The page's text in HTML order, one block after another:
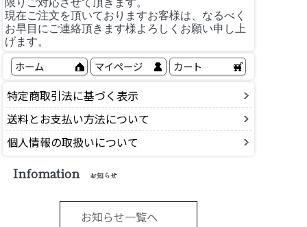
限りご対応させて頂きます。
現在ご注文を頂いておりますお客様は、なるべく
お早目にご連絡頂きます様よろしくお願い申し上
げます。
ホーム マイページ カート
特定商取引法に基づく表示
送料とお支払い方法について
個人情報の取扱いについて
Infomation お知らせ
お知らせ一覧へ